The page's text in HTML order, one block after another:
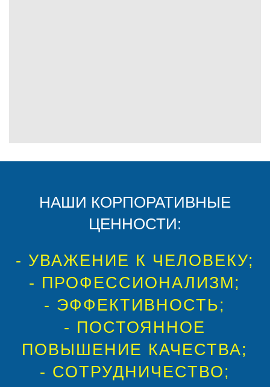
НАШИ КОРПОРАТИВНЫЕ
ЦЕННОСТИ:
- УВАЖЕНИЕ К ЧЕЛОВЕКУ;
- ПРОФЕССИОНАЛИЗМ;
- ЭФФЕКТИВНОСТЬ;
- ПОСТОЯННОЕ
ПОВЫШЕНИЕ КАЧЕСТВА;
- СОТРУДНИЧЕСТВО;